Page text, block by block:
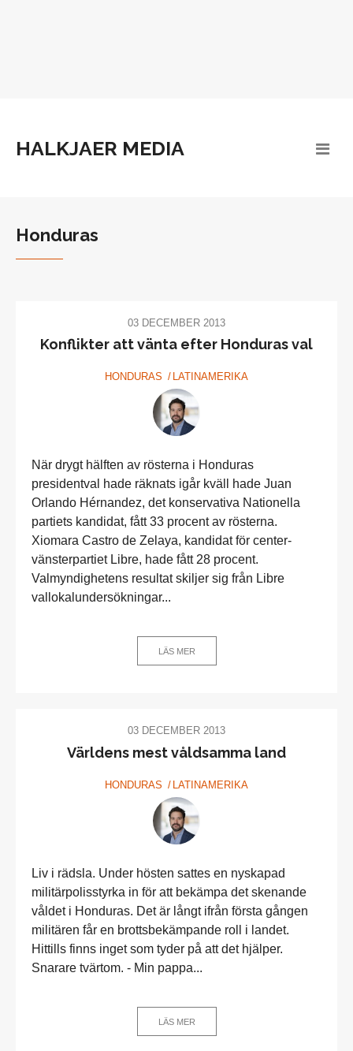
HALKJAER MEDIA
Honduras
03 DECEMBER 2013
Konflikter att vänta efter Honduras val
HONDURAS LATINAMERIKA
När drygt hälften av rösterna i Honduras
presidentval hade räknats igår kväll hade Juan
Orlando Hérnandez, det konservativa Nationella
partiets kandidat, fått 33 procent av rösterna.
Xiomara Castro de Zelaya, kandidat för center-
vänsterpartiet Libre, hade fått 28 procent.
Valmyndighetens resultat skiljer sig från Libre
vallokalundersökningar...
LÄS MER
03 DECEMBER 2013
Världens mest våldsamma land
HONDURAS LATINAMERIKA
Liv i rädsla. Under hösten sattes en nyskapad
militärpolisstyrka in för att bekämpa det skenande
våldet i Honduras. Det är långt ifrån första gången
militären får en brottsbekämpande roll i landet.
Hittills finns inget som tyder på att det hjälper.
Snarare tvärtom. - Min pappa...
LÄS MER